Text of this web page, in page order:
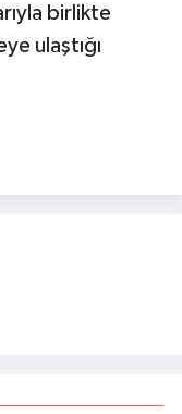
birlikte
ulaştığı